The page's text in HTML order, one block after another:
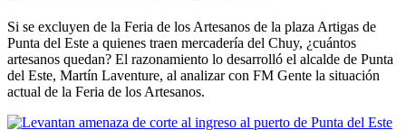
Si se excluyen de la Feria de los Artesanos de la plaza Artigas de
Punta del Este a quienes traen mercadería del Chuy, ¿cuántos
artesanos quedan? El razonamiento lo desarrolló el alcalde de Punta
del Este, Martín Laventure, al analizar con FM Gente la situación
actual de la Feria de los Artesanos.